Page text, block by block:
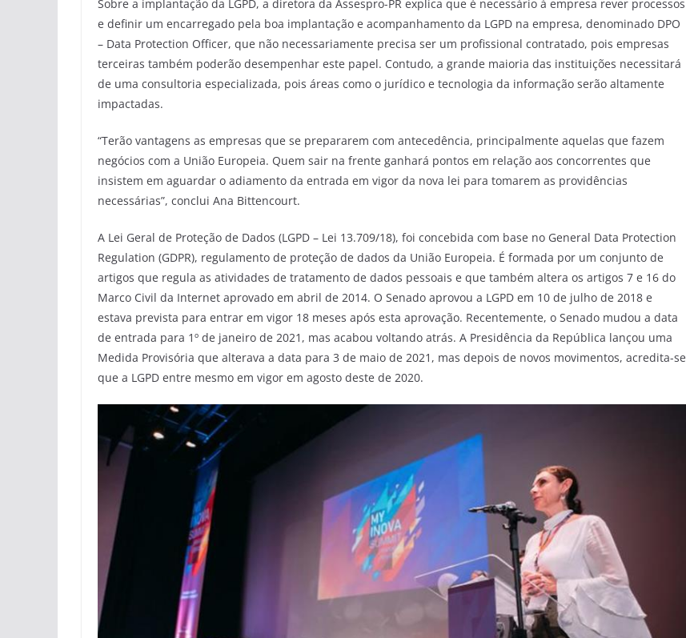
Sobre a implantação da LGPD, a diretora da Assespro-PR explica que é necessário à empresa rever processos
e definir um encarregado pela boa implantação e acompanhamento da LGPD na empresa, denominado DPO
– Data Protection Officer, que não necessariamente precisa ser um profissional contratado, pois empresas
terceiras também poderão desempenhar este papel. Contudo, a grande maioria das instituições necessitará
de uma consultoria especializada, pois áreas como o jurídico e tecnologia da informação serão altamente
impactadas.
“Terão vantagens as empresas que se prepararem com antecedência, principalmente aquelas que fazem
negócios com a União Europeia. Quem sair na frente ganhará pontos em relação aos concorrentes que
insistem em aguardar o adiamento da entrada em vigor da nova lei para tomarem as providências
necessárias”, conclui Ana Bittencourt.
A Lei Geral de Proteção de Dados (LGPD – Lei 13.709/18), foi concebida com base no General Data Protection
Regulation (GDPR), regulamento de proteção de dados da União Europeia. É formada por um conjunto de
artigos que regula as atividades de tratamento de dados pessoais e que também altera os artigos 7 e 16 do
Marco Civil da Internet aprovado em abril de 2014. O Senado aprovou a LGPD em 10 de julho de 2018 e
estava prevista para entrar em vigor 18 meses após esta aprovação. Recentemente, o Senado mudou a data
de entrada para 1º de janeiro de 2021, mas acabou voltando atrás. A Presidência da República lançou uma
Medida Provisória que alterava a data para 3 de maio de 2021, mas depois de novos movimentos, acredita-se
que a LGPD entre mesmo em vigor em agosto deste de 2020.